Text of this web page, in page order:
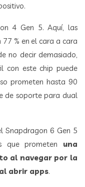
4 Gen 5. Aquí, las
% en el cara a cara
no decir demasiado,
con este chip puede
prometen hasta 90
de soporte para dual
Snapdragon 6 Gen 5
que prometen una
al navegar por la
abrir apps.